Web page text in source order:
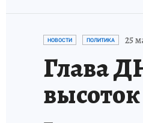
НОВОСТИ ПОЛИТИКА 25
Глава